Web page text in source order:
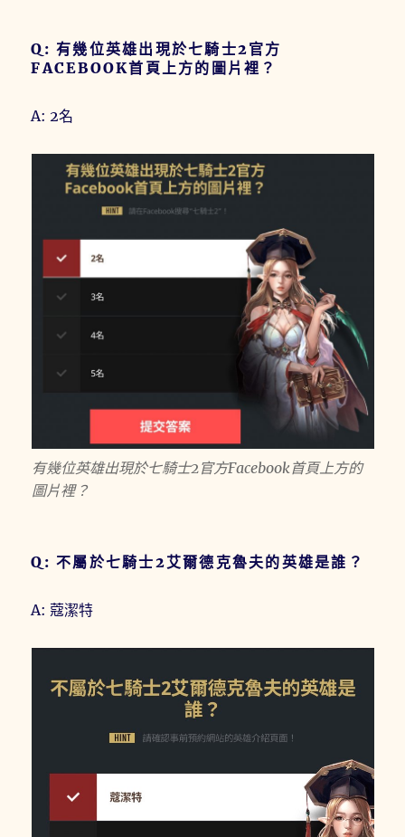
Q: 有幾位英雄出現於七騎士2官方
FACEBOOK首頁上方的圖片裡？
A: 2名
有幾位英雄出現於七騎士2官方Facebook首頁上方的
圖片裡？
Q: 不屬於七騎士2艾爾德克魯夫的英雄是誰？
A: 蔻潔特